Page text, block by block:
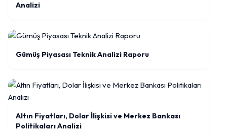
Analizi
Gümüş Piyasası Teknik Analizi Raporu
Altın Fiyatları, Dolar İlişkisi ve Merkez Bankası
Politikaları Analizi